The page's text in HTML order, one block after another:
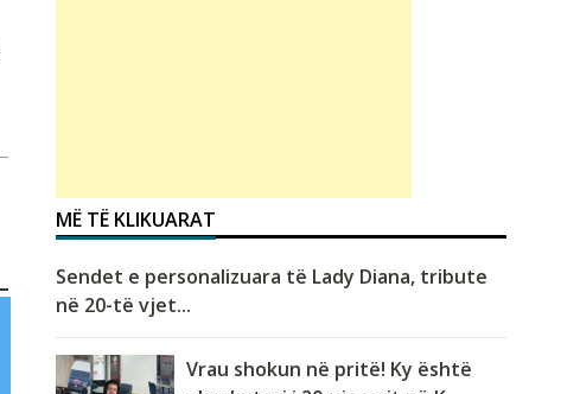
MË TË KLIKUARAT
Sendet e personalizuara të Lady Diana, tribute
në 20-të vjet...
Vrau shokun në pritë! Ky është